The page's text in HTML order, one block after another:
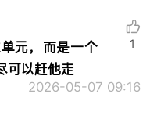
元，而是一个
可以赶他走
2026-05-07 09:16
1